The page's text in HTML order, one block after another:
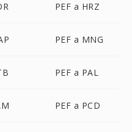
PEF a HRZ
PEF a MNG
PEF a PAL
PEF a PCD